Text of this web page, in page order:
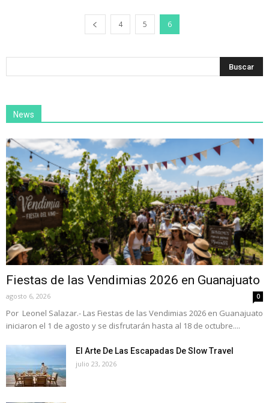
4 5 6
News
Fiestas de las Vendimias 2026 en Guanajuato
agosto 6, 2026 0
Por Leonel Salazar.- Las Fiestas de las Vendimias 2026 en Guanajuato
iniciaron el 1 de agosto y se disfrutarán hasta al 18 de octubre....
El Arte De Las Escapadas De Slow Travel
julio 23, 2026